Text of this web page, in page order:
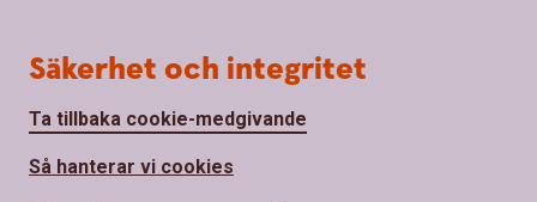
Säkerhet och integritet
Ta tillbaka cookie-medgivande
Så hanterar vi cookies